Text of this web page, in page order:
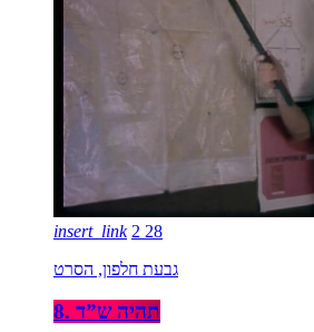
insert_link 2 28
גבעת חלפון, הסרט
8. תהיה ש”ד